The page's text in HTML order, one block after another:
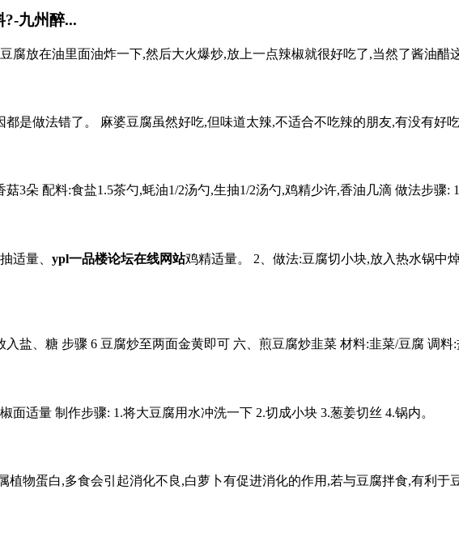
九州醉...
放在油里面油炸一下,然后大火爆炒,放上一点辣椒就很好吃了,当然了酱油醋
是做法错了。 麻婆豆腐虽然好吃,但味道太辣,不适合不吃辣的朋友,有没有好吃
3朵 配料:食盐1.5茶勺,蚝油1/2汤勺,生抽1/2汤勺,鸡精少许,香油几滴 做法步骤:
适量、 ypl一品楼论坛在线网站鸡精适量。 2、做法:豆腐切小块,放入热水锅中
盐、糖 步骤 6 豆腐炒至两面金黄即可 六、煎豆腐炒韭菜 材料:韭菜/豆腐 调料:
适量 制作步骤: 1.将大豆腐用水冲洗一下 2.切成小块 3.葱姜切丝 4.锅内。
物蛋白,多食会引起消化不良,白萝卜有促进消化的作用,若与豆腐拌食,有利于